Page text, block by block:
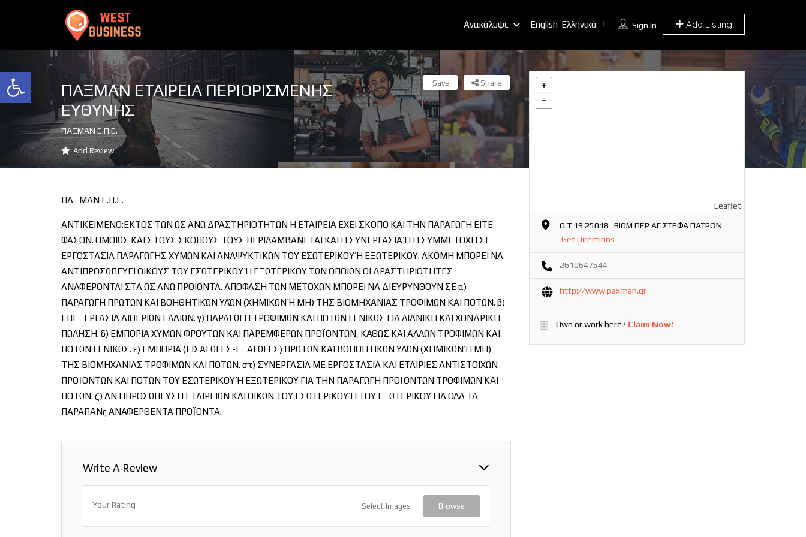
Ανοίξτε τη γραμμή εργαλείων
Sign In Add Listing
Ανακάλυψε English-Ελληνικά
ΠΑΞΜΑΝ ΕΤΑΙΡΕΙΑ ΠΕΡΙΟΡΙΣΜΕΝΗΣ
ΕΥΘΥΝΗΣ
ΠΑΞΜΑΝ Ε.Π.Ε.
Add Review
Share
Save
ΠΑΞΜΑΝ Ε.Π.Ε.
ΑΝΤΙΚΕΙΜΕΝΟ:ΕΚΤΟΣ ΤΩΝ ΩΣ ΑΝΩ ΔΡΑΣΤΗΡΙΟΤΗΤΩΝ Η ΕΤΑΙΡΕΙΑ ΕΧΕΙ ΣΚΟΠΟ ΚΑΙ ΤΗΝ ΠΑΡΑΓΩΓΗ ΕΙΤΕ
ΦΑΣΟΝ. ΟΜΟΙΩΣ ΚΑΙ ΣΤΟΥΣ ΣΚΟΠΟΥΣ ΤΟΥΣ ΠΕΡΙΛΑΜΒΑΝΕΤΑΙ ΚΑΙ Η ΣΥΝΕΡΓΑΣΙΑ Ή Η ΣΥΜΜΕΤΟΧΗ ΣΕ
ΕΡΓΟΣΤΑΣΙΑ ΠΑΡΑΓΩΓΗΣ ΧΥΜΩΝ ΚΑΙ ΑΝΑΨΥΚΤΙΚΩΝ ΤΟΥ ΕΣΩΤΕΡΙΚΟΥ Ή ΕΞΩΤΕΡΙΚΟΥ. ΑΚΟΜΗ ΜΠΟΡΕΙ ΝΑ
ΑΝΤΙΠΡΟΣΩΠΕΥΕΙ ΟΙΚΟΥΣ ΤΟΥ ΕΣΩΤΕΡΙΚΟΥ Ή ΕΞΩΤΕΡΙΚΟΥ ΤΩΝ ΟΠΟΙΩΝ ΟΙ ΔΡΑΣΤΗΡΙΟΤΗΤΕΣ
ΑΝΑΦΕΡΟΝΤΑΙ ΣΤΑ ΩΣ ΑΝΩ ΠΡΟΙΟΝΤΑ. ΑΠΟΦΑΣΗ ΤΩΝ ΜΕΤΟΧΩΝ ΜΠΟΡΕΙ ΝΑ ΔΙΕΥΡΥΝΘΟΥΝ ΣΕ α)
ΠΑΡΑΓΩΓΗ ΠΡΩΤΩΝ ΚΑΙ ΒΟΗΘΗΤΙΚΏΝ ΥΛΏΝ (ΧΗΜΙΚΩΝ Ή ΜΗ) ΤΗΣ ΒΙΟΜΗΧΑΝΙΑΣ ΤΡΟΦΙΜΩΝ ΚΑΙ ΠΟΤΩΝ. β)
ΕΠΕΞΕΡΓΑΣΙΑ ΑΙΘΕΡΙΩΝ ΕΛΑΙΩΝ. γ) ΠΑΡΑΓΩΓΗ ΤΡΟΦΙΜΩΝ ΚΑΙ ΠΟΤΩΝ ΓΕΝΙΚΩΣ ΓΙΑ ΛΙΑΝΙΚΗ ΚΑΙ ΧΟΝΔΡΙΚΗ
ΠΩΛΗΣΗ. δ) ΕΜΠΟΡΙΑ ΧΥΜΩΝ ΦΡΟΥΤΩΝ ΚΑΙ ΠΑΡΕΜΦΕΡΩΝ ΠΡΟΪΟΝΤΩΝ, ΚΑΘΩΣ ΚΑΙ ΑΛΛΩΝ ΤΡΟΦΙΜΩΝ ΚΑΙ
ΠΟΤΩΝ ΓΕΝΙΚΩΣ. ε) ΕΜΠΟΡΙΑ (ΕΙΣΑΓΩΓΕΣ-ΕΞΑΓΩΓΕΣ) ΠΡΩΤΩΝ ΚΑΙ ΒΟΗΘΗΤΙΚΩΝ ΥΛΩΝ (ΧΗΜΙΚΩΝ Ή ΜΗ)
ΤΗΣ ΒΙΟΜΗΧΑΝΙΑΣ ΤΡΟΦΙΜΩΝ ΚΑΙ ΠΟΤΩΝ. στ) ΣΥΝΕΡΓΑΣΙΑ ΜΕ ΕΡΓΟΣΤΑΣΙΑ ΚΑΙ ΕΤΑΙΡΙΕΣ ΑΝΤΙΣΤΟΙΧΩΝ
ΠΡΟΪΟΝΤΩΝ ΚΑΙ ΠΟΤΩΝ ΤΟΥ ΕΣΩΤΕΡΙΚΟΥ Ή ΕΞΩΤΕΡΙΚΟΥ ΓΙΑ ΤΗΝ ΠΑΡΑΓΩΓΗ ΠΡΟΪΟΝΤΩΝ ΤΡΟΦΙΜΩΝ ΚΑΙ
ΠΟΤΩΝ. ζ) ΑΝΤΙΠΡΟΣΩΠΕΥΣΗ ΕΤΑΙΡΕΙΩΝ ΚΑΙ ΟΙΚΩΝ ΤΟΥ ΕΣΩΤΕΡΙΚΟΥ Ή ΤΟΥ ΕΞΩΤΕΡΙΚΟΥ ΓΙΑ ΟΛΑ ΤΑ
ΠΑΡΑΠΑΝς ΑΝΑΦΕΡΘΕΝΤΑ ΠΡΟΪΟΝΤΑ.
Write A Review
Your Rating Select Images Browse
Leaflet
Ο.Τ 19 25018 ΒΙΟΜ ΠΕΡ ΑΓ ΣΤΕΦΑ ΠΑΤΡΩΝ
Get Directions
2610647544
http://www.paxman.gr
Own or work here? Claim Now!